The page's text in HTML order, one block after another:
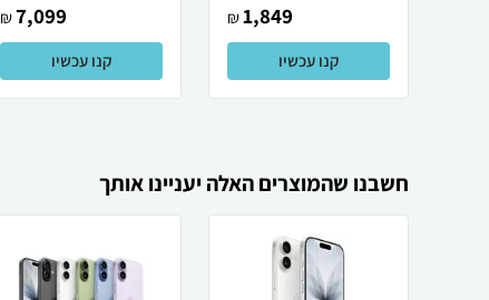
1,849
₪
קנו עכשיו
7,099
₪
קנו עכשיו
חשבנו שהמוצרים האלה יעניינו אותך